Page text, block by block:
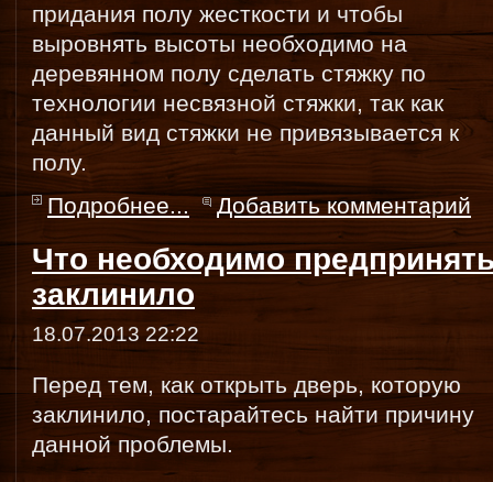
придания полу жесткости и чтобы
выровнять высоты необходимо на
деревянном полу сделать стяжку по
технологии несвязной стяжки, так как
данный вид стяжки не привязывается к
полу.
Подробнее...
Добавить комментарий
Что необходимо
заклинило
18.07.2013 22:22
Перед тем, как открыть дверь, которую
заклинило, постарайтесь найти причину
данной проблемы.